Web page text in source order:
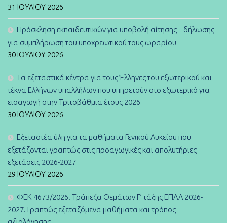
31 ΙΟΥΛΊΟΥ 2026
Πρόσκληση εκπαιδευτικών για υποβολή αίτησης – δήλωσης
για συμπλήρωση του υποχρεωτικού τους ωραρίου
30 ΙΟΥΛΊΟΥ 2026
Τα εξεταστικά κέντρα για τους Έλληνες του εξωτερικού και
τέκνα Ελλήνων υπαλλήλων που υπηρετούν στο εξωτερικό για
εισαγωγή στην Τριτοβάθμια έτους 2026
30 ΙΟΥΛΊΟΥ 2026
Εξεταστέα ύλη για τα μαθήματα Γενικού Λυκείου που
εξετάζονται γραπτώς στις προαγωγικές και απολυτήριες
εξετάσεις 2026-2027
29 ΙΟΥΛΊΟΥ 2026
ΦΕΚ 4673/2026. Τράπεζα Θεμάτων Γ’ τάξης ΕΠΑΛ 2026-
2027. Γραπτώς εξεταζόμενα μαθήματα και τρόπος